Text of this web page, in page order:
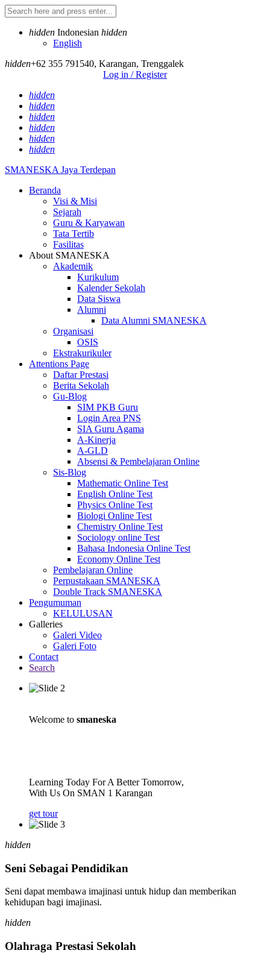
hidden Indonesian hidden
English
hidden+62 355 791540, Karangan, Trenggalek
Log in / Register
hidden
hidden
hidden
hidden
hidden
hidden
SMANESKA Jaya Terdepan
Beranda
Visi & Misi
Sejarah
Guru & Karyawan
Tata Tertib
Fasilitas
About SMANESKA
Akademik
Kurikulum
Kalender Sekolah
Data Siswa
Alumni
Data Alumni SMANESKA
Organisasi
OSIS
Ekstrakurikuler
Attentions Page
Daftar Prestasi
Berita Sekolah
Gu-Blog
SIM PKB Guru
Login Area PNS
SIA Guru Agama
A-Kinerja
A-GLD
Absensi & Pembelajaran Online
Sis-Blog
Mathematic Online Test
English Online Test
Physics Online Test
Biologi Online Test
Chemistry Online Test
Sociology online Test
Bahasa Indonesia Online Test
Economy Online Test
Pembelajaran Online
Perpustakaan SMANESKA
Double Track SMANESKA
Pengumuman
KELULUSAN
Galleries
Galeri Video
Galeri Foto
Contact
Search
Welcome to smaneska
Learning Today For A Better Tomorrow,
With Us On SMAN 1 Karangan
get tour
hidden
Seni Sebagai Pendidikan
Seni dapat membawa imajinasi untuk hidup dan memberikan
kehidupan bagi imajinasi.
hidden
Olahraga Prestasi Sekolah